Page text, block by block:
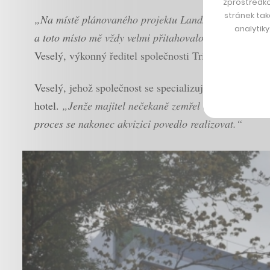
„Na místě plánovaného projektu Landmark stála
a toto místo mě vždy velmi přitahovalo. V roce 2013
Veselý, výkonný ředitel společnosti Trikaya.
Veselý, jehož společnost se specializuje na
hotel. „Jenže majitel nečekaně zemřel a celý proces
proces se nakonec akvizici povedlo realizovat.“
stránek